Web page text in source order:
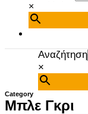
Αναζήτηση
×
×
Category
Μπλε Γκρι